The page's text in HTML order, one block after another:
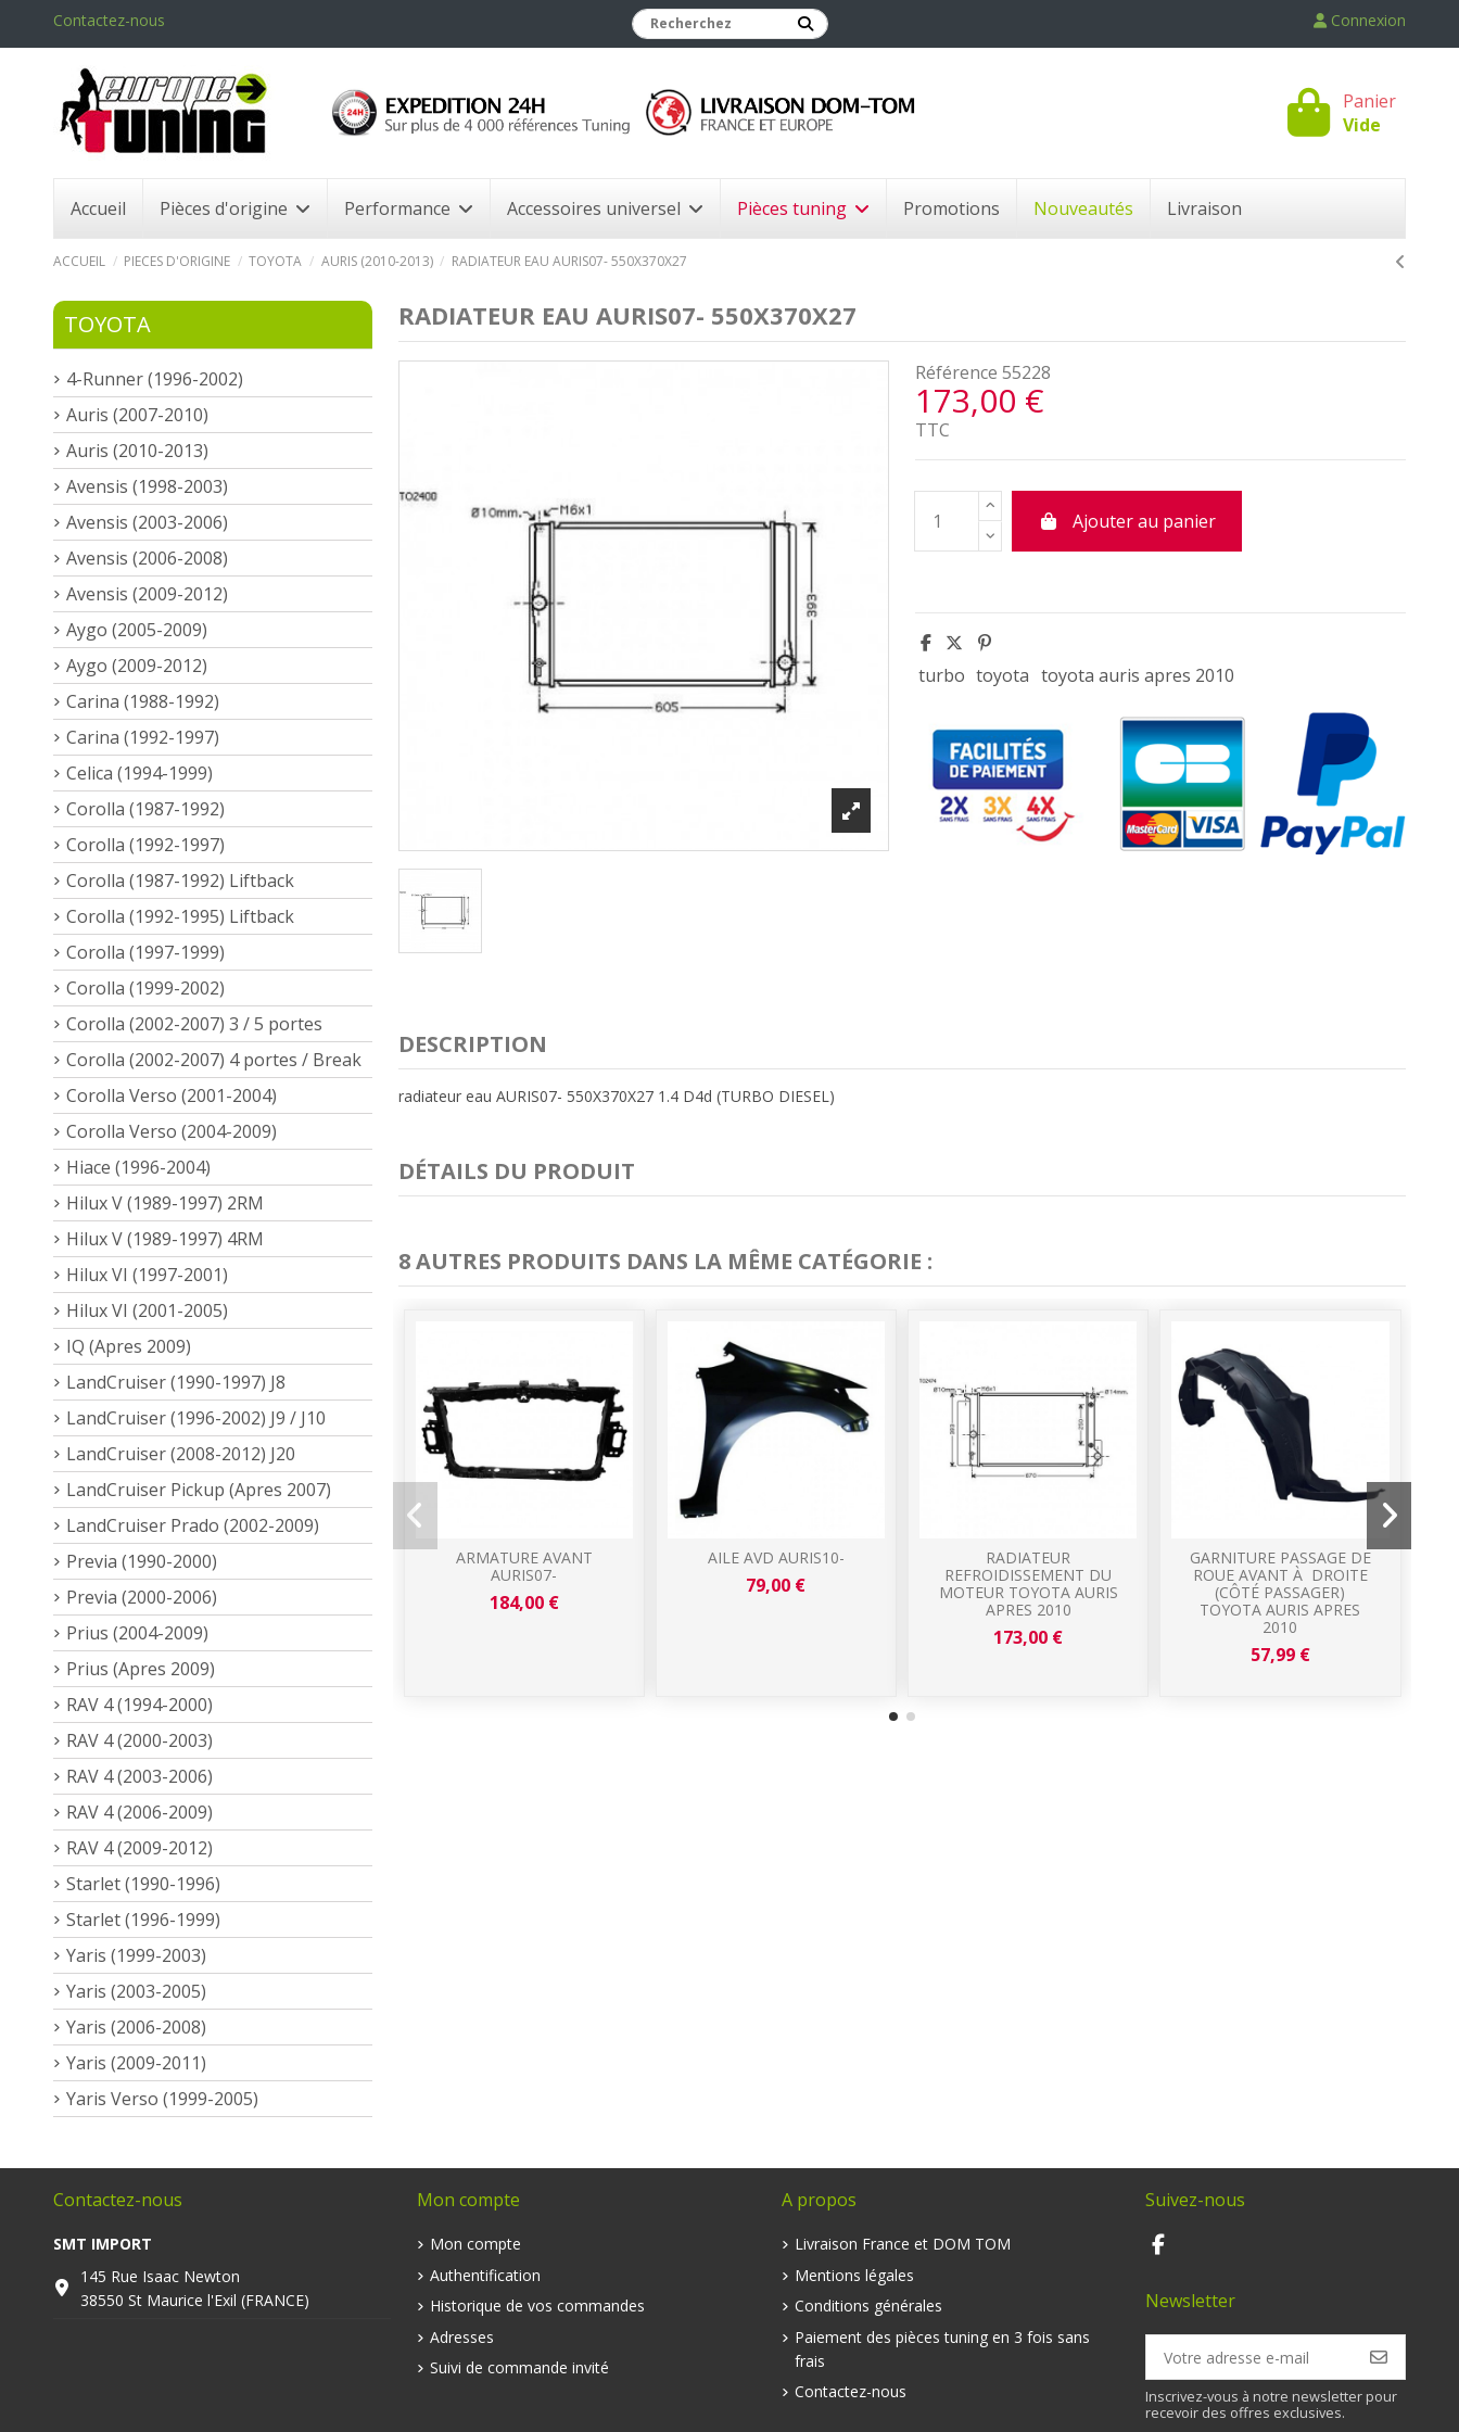
Contactez-nous Connexion
Panier
Vide
Accueil Pièces d'origine Performance Accessoires universel Pièces tuning Promotions Nouveautés Livraison
ACCUEIL PIECES D'ORIGINE TOYOTA AURIS (2010-2013) RADIATEUR EAU AURIS07- 550X370X27
RADIATEUR EAU AURIS07- 550X370X27
Référence 55228
173,00 €
TTC
Ajouter au panier
turbo toyota toyota auris apres 2010
DESCRIPTION
radiateur eau AURIS07- 550X370X27 1.4 D4d (TURBO DIESEL)
DÉTAILS DU PRODUIT
8 AUTRES PRODUITS DANS LA MÊME CATÉGORIE :
ARMATURE AVANT
AURIS07-
184,00 €
AILE AVD AURIS10-
79,00 €
RADIATEUR
REFROIDISSEMENT DU
MOTEUR TOYOTA AURIS
APRES 2010
173,00 €
GARNITURE PASSAGE DE
ROUE AVANT À DROITE
(CÔTÉ PASSAGER)
TOYOTA AURIS APRES
2010
57,99 €
TOYOTA
4-Runner (1996-2002)
Auris (2007-2010)
Auris (2010-2013)
Avensis (1998-2003)
Avensis (2003-2006)
Avensis (2006-2008)
Avensis (2009-2012)
Aygo (2005-2009)
Aygo (2009-2012)
Carina (1988-1992)
Carina (1992-1997)
Celica (1994-1999)
Corolla (1987-1992)
Corolla (1992-1997)
Corolla (1987-1992) Liftback
Corolla (1992-1995) Liftback
Corolla (1997-1999)
Corolla (1999-2002)
Corolla (2002-2007) 3 / 5 portes
Corolla (2002-2007) 4 portes / Break
Corolla Verso (2001-2004)
Corolla Verso (2004-2009)
Hiace (1996-2004)
Hilux V (1989-1997) 2RM
Hilux V (1989-1997) 4RM
Hilux VI (1997-2001)
Hilux VI (2001-2005)
IQ (Apres 2009)
LandCruiser (1990-1997) J8
LandCruiser (1996-2002) J9 / J10
LandCruiser (2008-2012) J20
LandCruiser Pickup (Apres 2007)
LandCruiser Prado (2002-2009)
Previa (1990-2000)
Previa (2000-2006)
Prius (2004-2009)
Prius (Apres 2009)
RAV 4 (1994-2000)
RAV 4 (2000-2003)
RAV 4 (2003-2006)
RAV 4 (2006-2009)
RAV 4 (2009-2012)
Starlet (1990-1996)
Starlet (1996-1999)
Yaris (1999-2003)
Yaris (2003-2005)
Yaris (2006-2008)
Yaris (2009-2011)
Yaris Verso (1999-2005)
Contactez-nous
SMT IMPORT
145 Rue Isaac Newton
38550 St Maurice l'Exil (FRANCE)
Mon compte
Mon compte
Authentification
Historique de vos commandes
Adresses
Suivi de commande invité
A propos
Livraison France et DOM TOM
Mentions légales
Conditions générales
Paiement des pièces tuning en 3 fois sans
frais
Contactez-nous
Suivez-nous
Newsletter
Inscrivez-vous à notre newsletter pour
recevoir des offres exclusives.